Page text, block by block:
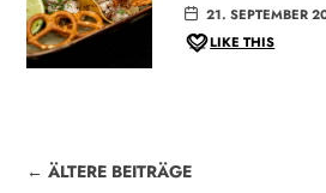
21. SEPTEMBER
LIKE THIS
← ÄLTERE BEITRÄGE